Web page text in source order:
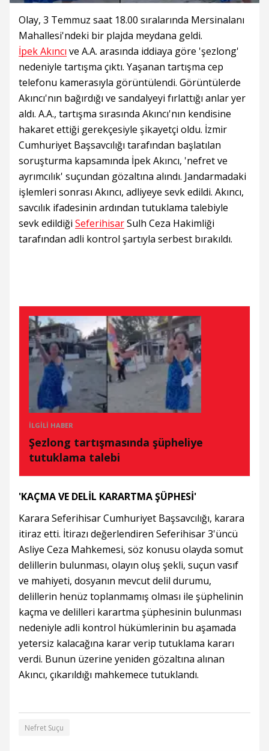
Olay, 3 Temmuz saat 18.00 sıralarında Mersinalanı
Mahallesi'ndeki bir plajda meydana geldi.
İpek Akıncı ve A.A. arasında iddiaya göre 'şezlong'
nedeniyle tartışma çıktı. Yaşanan tartışma cep
telefonu kamerasıyla görüntülendi. Görüntülerde
Akıncı'nın bağırdığı ve sandalyeyi fırlattığı anlar yer
aldı. A.A., tartışma sırasında Akıncı'nın kendisine
hakaret ettiği gerekçesiyle şikayetçi oldu. İzmir
Cumhuriyet Başsavcılığı tarafından başlatılan
soruşturma kapsamında İpek Akıncı, 'nefret ve
ayrımcılık' suçundan gözaltına alındı. Jandarmadaki
işlemleri sonrası Akıncı, adliyeye sevk edildi. Akıncı,
savcılık ifadesinin ardından tutuklama talebiyle
sevk edildiği SeferihisarSulh Ceza Hakimliği
tarafından adli kontrol şartıyla serbest bırakıldı.
İLGILI HABER
Şezlong tartışmasında şüpheliye
tutuklama talebi
'KAÇMA VE DELİL KARARTMA ŞÜPHESİ'
Karara Seferihisar Cumhuriyet Başsavcılığı, karara
itiraz etti. İtirazı değerlendiren Seferihisar 3'üncü
Asliye Ceza Mahkemesi, söz konusu olayda somut
delillerin bulunması, olayın oluş şekli, suçun vasıf
ve mahiyeti, dosyanın mevcut delil durumu,
delillerin henüz toplanmamış olması ile şüphelinin
kaçma ve delilleri karartma şüphesinin bulunması
nedeniyle adli kontrol hükümlerinin bu aşamada
yetersiz kalacağına karar verip tutuklama kararı
verdi. Bunun üzerine yeniden gözaltına alınan
Akıncı, çıkarıldığı mahkemece tutuklandı.
Nefret Suçu